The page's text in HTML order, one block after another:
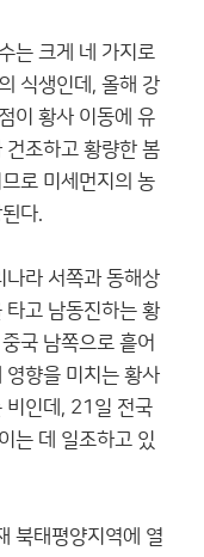
는 크게 네 가지로
식생인데, 올해 강
이 황사 이동에 유
건조하고 황량한 봄
로 미세먼지의 농
다.
나라 서쪽과 동해상
타고 남동진하는 황
국 남쪽으로 흩어
영향을 미치는 황사
비인데, 21일 전국
는 데 일조하고 있
북태평양지역에 열